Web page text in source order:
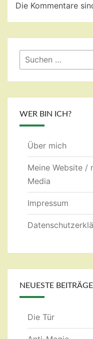
Die Kommentare
Suchen
nach:
WER BIN ICH?
Über mich
Meine Website /
Media
Impressum
NEUESTE BEITRÄGE
Die Tür